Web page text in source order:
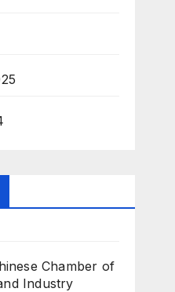
Chamber of
Industry